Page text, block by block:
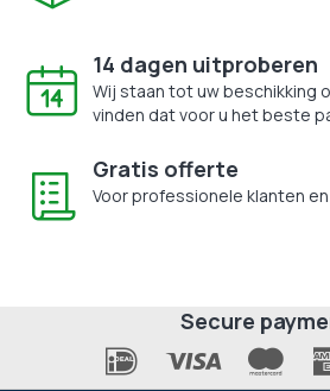
14 dagen uitproberen
Wij staan tot uw beschikking
vinden dat voor u het beste
Gratis offerte
Voor professionele klanten
Secure